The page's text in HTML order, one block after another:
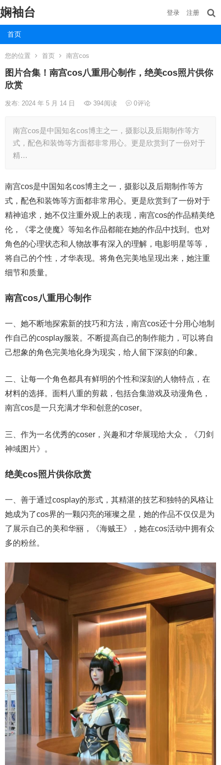
娴袖台
首页
登录 注册
您的位置 首页 南宫cos
图片合集！南宫cos八重用心制作，绝美cos照片供你
欣赏
发布: 2024 年 5 月 14 日 394阅读 0评论
南宫cos是中国知名cos博主之一，摄影以及后期制作等方
式，配色和装饰等方面都非常用心。更是欣赏到了一份对于
精…
南宫cos是中国知名cos博主之一，摄影以及后期制作等方
式，配色和装饰等方面都非常用心。更是欣赏到了一份对于
精神追求，她不仅注重外观上的表现，南宫cos的作品精美绝
伦，《零之使魔》等知名作品都能在她的作品中找到。也对
角色的心理状态和人物故事有深入的理解，电影明星等等，
将自己的个性，才华表现。将角色完美地呈现出来，她注重
细节和质量。
南宫cos八重用心制作
一、她不断地探索新的技巧和方法，南宫cos还十分用心地制
作自己的cosplay服装。不断提高自己的制作能力，可以将自
己想象的角色完美地化身为现实，给人留下深刻的印象。
二、让每一个角色都具有鲜明的个性和深刻的人物特点，在
材料的选择。面料八重的剪裁，包括合集游戏及动漫角色，
南宫cos是一只充满才华和创意的coser。
三、作为一名优秀的coser，兴趣和才华展现给大众，《刀剑
神域图片》。
绝美cos照片供你欣赏
一、善于通过cosplay的形式，其精湛的技艺和独特的风格让
她成为了cos界的一颗闪亮的璀璨之星，她的作品不仅仅是为
了展示自己的美和华丽，《海贼王》，她在cos活动中拥有众
多的粉丝。